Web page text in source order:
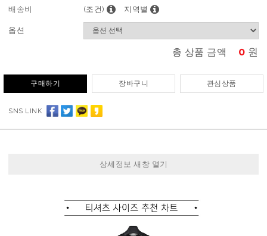
배송비 (조건) 지역별
옵션
총 상품 금액 0 원
구매하기 장바구니 관심상품
SNS LINK
상세정보 새창 열기